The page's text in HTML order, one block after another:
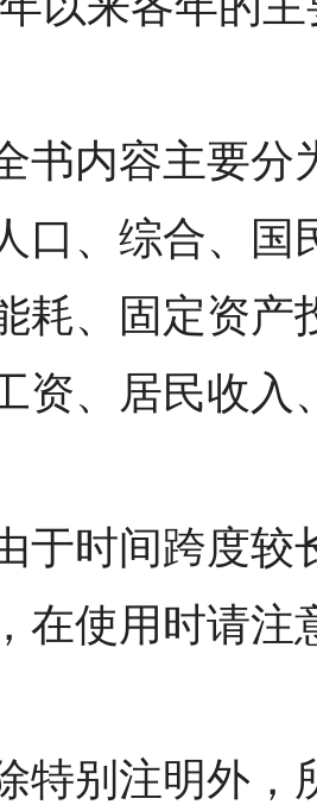
书内容主要分
口、综合、国
耗、固定资产
资、居民收入
于时间跨度较
在使用时请注
特别注明外